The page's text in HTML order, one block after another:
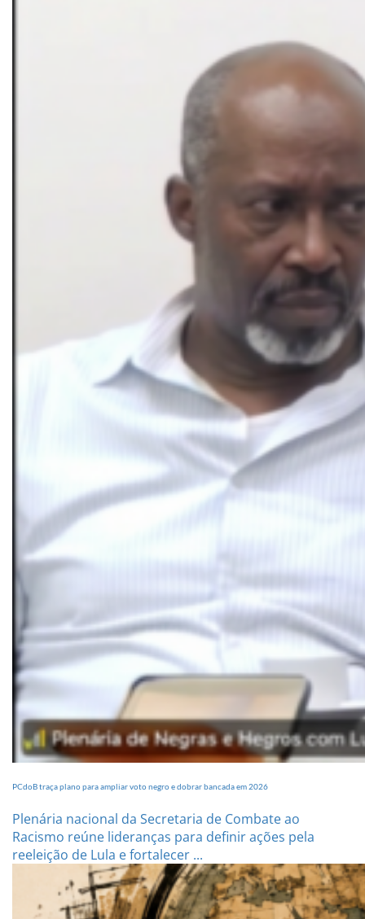
PCdoB traça plano para ampliar voto negro e dobrar bancada em 2026
Plenária nacional da Secretaria de Combate ao
Racismo reúne lideranças para definir ações pela
reeleição de Lula e fortalecer ...